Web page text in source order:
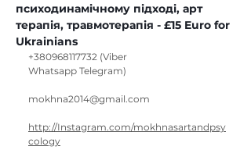
психодинамічному підході, арт
терапія, травмотерапія - £15 Euro for
Ukrainians
+380968117732 (Viber
Whatsapp Telegram)
mokhna2014@gmail.com
http://Instagram.com/mokhnasartandpsy
cology